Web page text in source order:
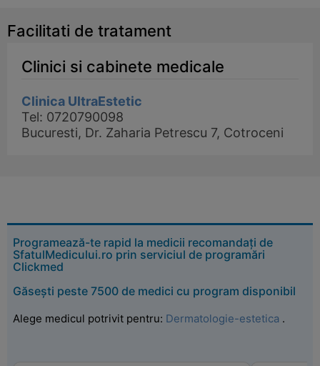
Facilitati de tratament
Clinici si cabinete medicale
Clinica UltraEstetic
Tel: 0720790098
Bucuresti, Dr. Zaharia Petrescu 7, Cotroceni
Programează-te rapid la medicii recomandați de
SfatulMedicului.ro prin serviciul de programări
Clickmed
Găsești peste 7500 de medici cu program disponibil
Alege medicul potrivit pentru: Dermatologie-estetica .